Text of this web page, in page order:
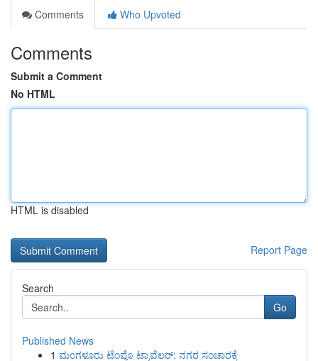
Comments
Who Upvoted
Comments
Submit a Comment
No HTML
HTML is disabled
Report Page
Search
Go
Published News
1 ಮಂಗಳೂರು ಟೆಂಪೊ ಟ್ರಾವೆಲರ್: ನಗರ ಸಂಚಾರಕ್ಕೆ